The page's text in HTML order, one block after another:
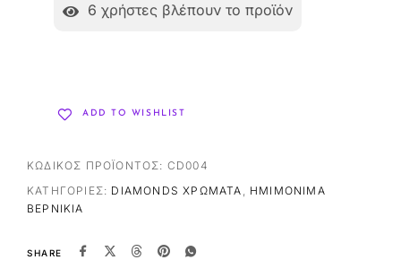
6 χρήστες βλέπουν το προϊόν
ADD TO WISHLIST
ΚΩΔΙΚΌΣ ΠΡΟΪΌΝΤΟΣ: CD004
ΚΑΤΗΓΟΡΊΕΣ: DIAMONDS ΧΡΏΜΑΤΑ , ΗΜΙΜΌΝΙΜΑ
ΒΕΡΝΊΚΙΑ
SHARE